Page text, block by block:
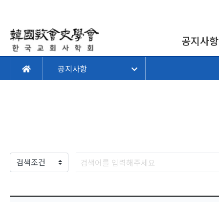
공지사항
공지사항